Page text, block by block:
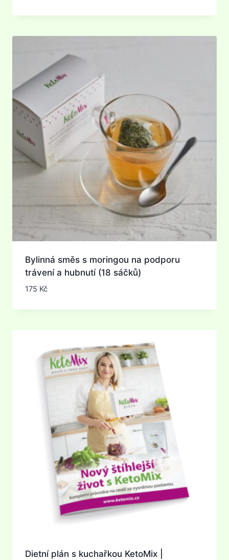
Bylinná směs s moringou na podporu
trávení a hubnutí (18 sáčků)
175 Kč
Dietní plán s kuchařkou KetoMix |